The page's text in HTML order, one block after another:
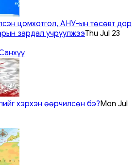
цомхотгол, АНУ-ын төсөвт дор
зардал учруулжээThu Jul 23
хэрхэн өөрчилсөн бэ?Mon Jul